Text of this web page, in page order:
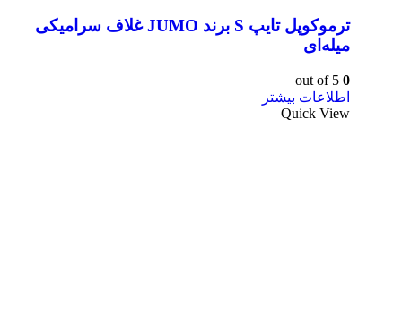
ترموکوپل تایپ S برند JUMO غلاف سرامیکی
میله‌ای
0
اطلاعات بیشتر
Quick View